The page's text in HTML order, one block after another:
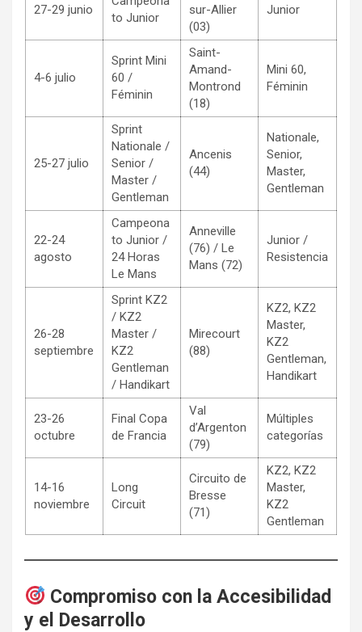
27-29 junio
to Junior
sur-Allier
(03)
Junior
4-6 julio
Sprint Mini
60 /
Féminin
Saint-
Amand-
Montrond
(18)
Mini 60,
Féminin
25-27 julio
Sprint
Nationale /
Senior /
Master /
Gentleman
Ancenis
(44)
Nationale,
Senior,
Master,
Gentleman
22-24
agosto
Campeona
to Junior /
24 Horas
Le Mans
Anneville
(76) / Le
Mans (72)
Junior /
Resistencia
26-28
septiembre
Sprint KZ2
/ KZ2
Master /
KZ2
Gentleman
/ Handikart
Mirecourt
(88)
KZ2, KZ2
Master,
KZ2
Gentleman,
Handikart
23-26
octubre
Final Copa
de Francia
Val
d’Argenton
(79)
Múltiples
categorías
14-16
noviembre
Long
Circuit
Circuito de
Bresse
(71)
KZ2, KZ2
Master,
KZ2
Gentleman
Compromiso con la Accesibilidad
y el Desarrollo